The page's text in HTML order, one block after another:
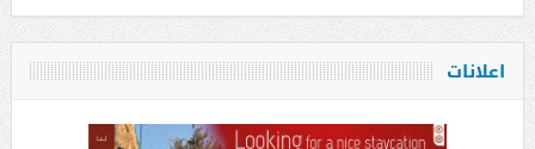
اعلانات